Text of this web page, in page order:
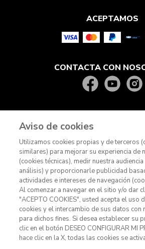
ACEPTAMOS
CONTACTA CON
© KitchenAid 2026 - Todos los
Gestionar mis preferencias Contacto
Términos y condiciones
Términos de
Aviso de cookies
Utilizamos cookies propias y de terceros
similares) para mejorar su experiencia de
(cookies técnicas), medir nuestra
análisis) y proporcionarle publicidad
actividades e intereses de navegación
Al comenzar a navegar en el sitio y/o dar
"ACEPTO COOKIES", usted acepta el uso
cookies y el intercambio de sus datos con
para dichos fines. Si desea establecer su
clic en el botón DESEO CONFIGURAR MI
hace clic en la X, todas las cookies se